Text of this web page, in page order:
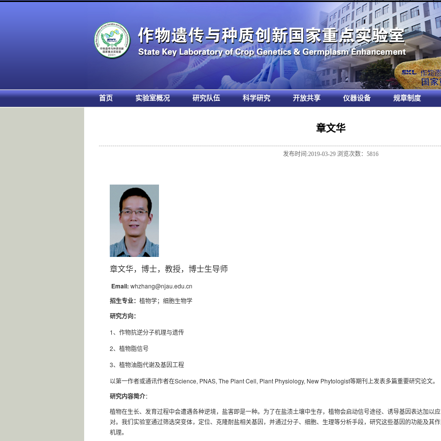
首页 实验室概况 研究队伍 科学研究 开放共享 仪器设备 规章制度
章文华
发布时间:2019-03-29 浏览次数： 5816
章文华，博士，教授，博士生导师
Email: whzhang@njau.edu.cn
招生专业：植物学；细胞生物学
研究方向：
1、作物抗逆分子机理与遗传
2、植物脂信号
3、植物油脂代谢及基因工程
以第一作者或通讯作者在Science, PNAS, The Plant Cell, Plant Physiology, New Phytologist等期刊上发表多篇重要研究论文。
研究内容简介：
植物在生长、发育过程中会遭遇各种逆境，盐害即是一种。为了在盐渍土壤中生存，植物会启动信号途径、诱导基因表达加以应
对。我们实验室通过筛选突变体，定位、克隆耐盐相关基因，并通过分子、细胞、生理等分析手段，研究这些基因的功能及其
机理。